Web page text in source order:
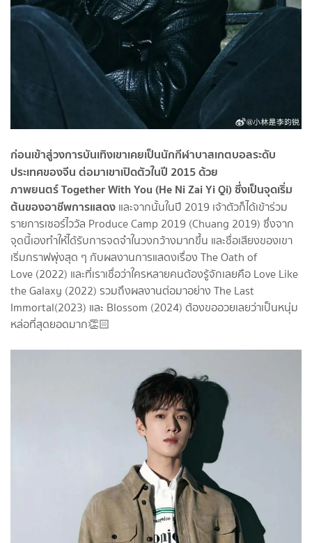
ก่อนเข้าสู่วงการบันเทิงเขาเคยเป็นนักกีฬาบาสเกตบอลระดับ
ประเทศของจีน ต่อมาเขาเปิดตัวในปี 2015 ด้วย
ภาพยนตร์ Together With You (He Ni Zai Yi Qi) ซึ่งเป็นจุดเริ่ม
ต้นของอาชีพการแสดง และจากนั้นในปี 2019 เจ้าตัวก็ได้เข้าร่วม
รายการเซอร์ไววัล Produce Camp 2019 (Chuang 2019) ซึ่งจาก
จุดนี้เองทำให้ได้รับการจดจำในวงกว้างมากขึ้น และชื่อเสียงของเขา
เริ่มกราฟพุ่งสุด ๆ กับผลงานการแสดงเรื่อง The Oath of
Love (2022) และที่เราเชื่อว่าใครหลายคนต้องรู้จักเลยคือ Love Like
the Galaxy (2022) รวมถึงผลงานต่อมาอย่าง The Last
Immortal(2023) และ Blossom (2024) ต้องขออวยเลยว่าเป็นหนุ่ม
หล่อที่สุดยอดมาก👏🏻